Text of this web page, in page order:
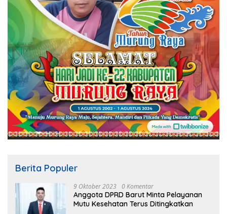
Berita Populer
9 Oktober 2023 0 Komentar
Anggota DPRD Barut Minta Pelayanan
Mutu Kesehatan Terus Ditingkatkan